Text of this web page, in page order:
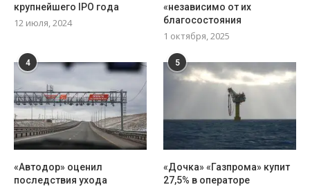
крупнейшего IPO года
12 июля, 2024
«независимо от их
благосостояния
1 октября, 2025
4
«Автодор» оценил
последствия ухода
5
«Дочка» «Газпрома» купит
27,5% в операторе